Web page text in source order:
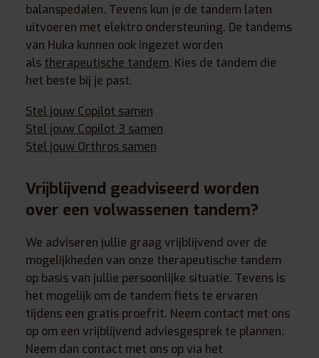
balanspedalen. Tevens kun je de tandem laten
uitvoeren met elektro ondersteuning. De tandems
van Huka kunnen ook ingezet worden
als therapeutische tandem. Kies de tandem die
het beste bij je past.
Stel jouw Copilot samen
Stel jouw Copilot 3 samen
Stel jouw Orthros samen
Vrijblijvend geadviseerd worden
over een volwassenen tandem?
We adviseren jullie graag vrijblijvend over de
mogelijkheden van onze therapeutische tandem
op basis van jullie persoonlijke situatie. Tevens is
het mogelijk om de tandem fiets te ervaren
tijdens een gratis proefrit. Neem contact met ons
op om een vrijblijvend adviesgesprek te plannen.
Neem dan contact met ons op via het